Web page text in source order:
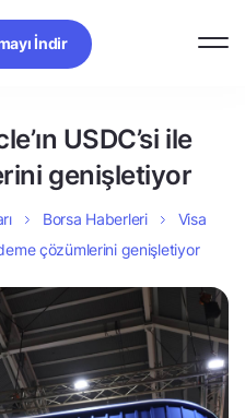
İndir
USDC’si ile
genişletiyor
Borsa Haberleri
Visa
çözümlerini genişletiyor